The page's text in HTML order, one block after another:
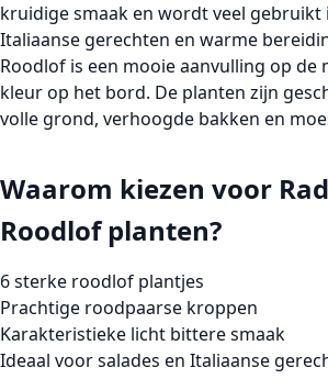
kruidige smaak en wordt veel gebruikt
Italiaanse gerechten en warme
Roodlof is een mooie aanvulling op de
kleur op het bord. De planten zijn
volle grond, verhoogde bakken en
Waarom kiezen voor
Roodlof planten?
6 sterke roodlof plantjes
Prachtige roodpaarse kroppen
Karakteristieke licht bittere smaak
Ideaal voor salades en Italiaanse